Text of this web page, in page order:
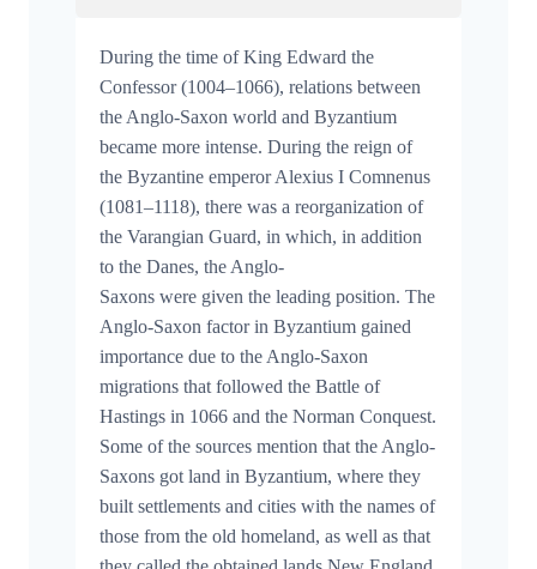
During the time of King Edward the
Confessor (1004–1066), relations between
the Anglo-Saxon world and Byzantium
became more intense. During the reign of
the Byzantine emperor Alexius I Comnenus
(1081–1118), there was a reorganization of
the Varangian Guard, in which, in addition
to the Danes, the Anglo-
Saxons were given the leading position. The
Anglo-Saxon factor in Byzantium gained
importance due to the Anglo-Saxon
migrations that followed the Battle of
Hastings in 1066 and the Norman Conquest.
Some of the sources mention that the Anglo-
Saxons got land in Byzantium, where they
built settlements and cities with the names of
those from the old homeland, as well as that